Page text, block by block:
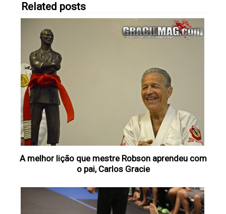
Related posts
A melhor lição que mestre Robson aprendeu com
o pai, Carlos Gracie